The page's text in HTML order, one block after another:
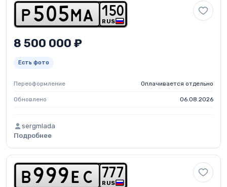
p 5 0 5 m a RUS
1 50
8 500 000 ₽
Есть фото
Переоформление Оплачивается отдельно
Обновлено 06.08.2026
sergmlada
Подробнее
b 9 9 9 e c RUS
7 7 7